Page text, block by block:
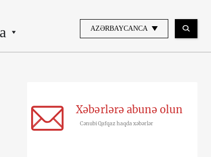
AZƏRBAYCANCA
Xəbərlərə abunə olun
Cənubi Qafqaz haqda xəbərlər